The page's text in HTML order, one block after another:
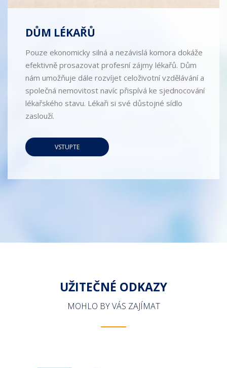
DŮM LÉKAŘŮ
Pouze ekonomicky silná a nezávislá komora dokáže
efektivně prosazovat profesní zájmy lékařů. Dům
nám umožňuje dále rozvíjet celoživotní vzdělávání a
společná nemovitost navíc přispívá ke sjednocování
lékařského stavu. Lékaři si své důstojné sídlo
zaslouží.
VSTUPTE
UŽITEČNÉ ODKAZY
MOHLO BY VÁS ZAJÍMAT